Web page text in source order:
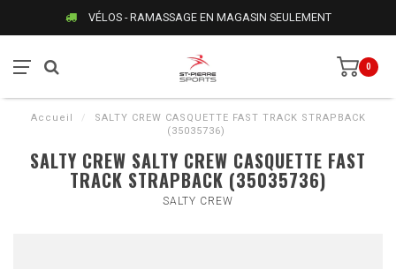
VÉLOS - RAMASSAGE EN MAGASIN SEULEMENT
0
Accueil /
SALTY CREW CASQUETTE FAST TRACK STRAPBACK
(35035736)
SALTY CREW SALTY CREW CASQUETTE FAST
TRACK STRAPBACK (35035736)
SALTY CREW